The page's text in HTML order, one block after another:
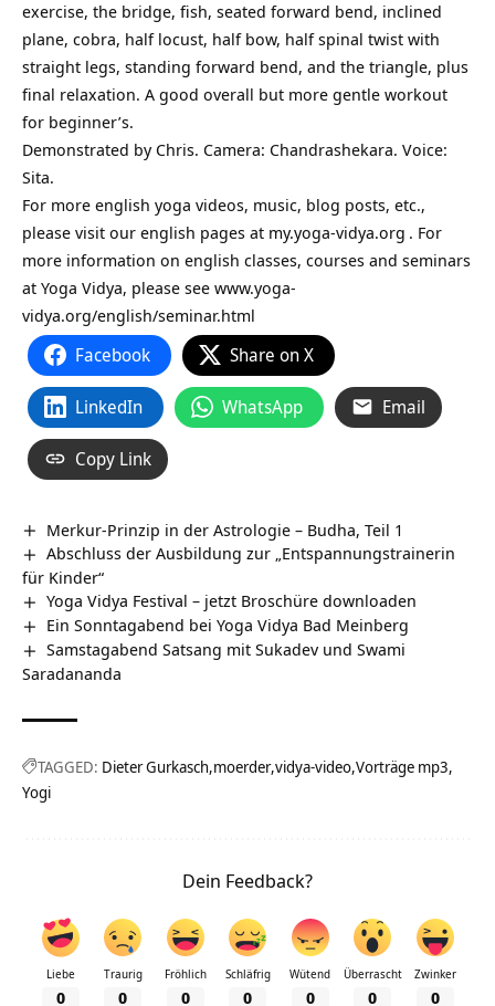
exercise, the bridge, fish, seated forward bend, inclined
plane, cobra, half locust, half bow, half spinal twist with
straight legs, standing forward bend, and the triangle, plus
final relaxation. A good overall but more gentle workout
for beginner’s.
Demonstrated by Chris. Camera: Chandrashekara. Voice:
Sita.
For more english yoga videos, music, blog posts, etc.,
please visit our english pages at my.yoga-vidya.org . For
more information on english classes, courses and seminars
at Yoga Vidya, please see www.yoga-
vidya.org/english/seminar.html
Facebook Share on X
LinkedIn WhatsApp Email
Copy Link
Merkur-Prinzip in der Astrologie – Budha, Teil 1
Abschluss der Ausbildung zur „Entspannungstrainerin
für Kinder“
Yoga Vidya Festival – jetzt Broschüre downloaden
Ein Sonntagabend bei Yoga Vidya Bad Meinberg
Samstagabend Satsang mit Sukadev und Swami
Saradananda
TAGGED: Dieter Gurkasch moerder vidya-video Vorträge mp3
Yogi
Dein Feedback?
Liebe
0
Traurig
0
Fröhlich
0
Schläfrig
0
Wütend
0
Überrascht
0
Zwinker
0